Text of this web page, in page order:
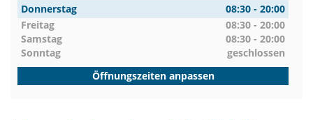
Donnerstag
08:30 - 20:00
Freitag
08:30 - 20:00
Samstag
08:30 - 20:00
Sonntag
geschlossen
Öffnungszeiten anpassen